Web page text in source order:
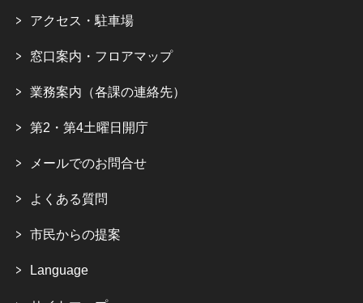
アクセス・駐車場
窓口案内・フロアマップ
業務案内（各課の連絡先）
第2・第4土曜日開庁
メールでのお問合せ
よくある質問
市民からの提案
Language